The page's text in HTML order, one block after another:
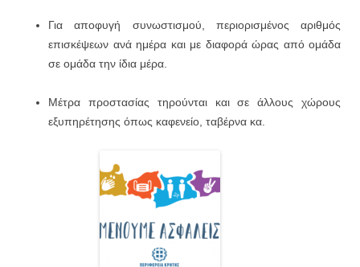
Για αποφυγή συνωστισμού, περιορισμένος αριθμός
επισκέψεων ανά ημέρα και με διαφορά ώρας από ομάδα
σε ομάδα την ίδια μέρα.
Μέτρα προστασίας τηρούνται και σε άλλους χώρους
εξυπηρέτησης όπως καφενείο, ταβέρνα κα.